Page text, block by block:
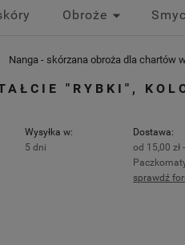
Obroże
Nanga - skórzana obroża dla chartów
"RYBKI",
Wysyłka w:
5 dni
Dostawa:
od 15,00 zł
sprawdź